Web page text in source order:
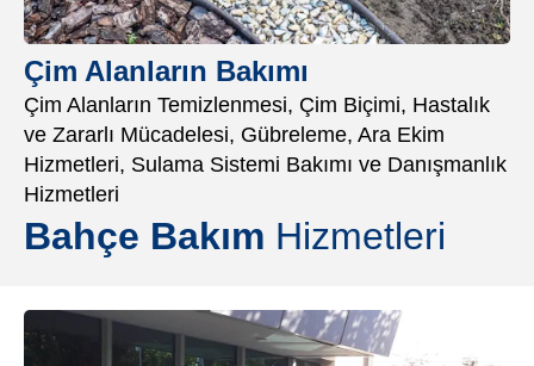
Bahçe Bakım Hizmetleri
Çim Alanların Bakımı
Çim Alanların Temizlenmesi, Çim Biçimi, Hastalık
ve Zararlı Mücadelesi, Gübreleme, Ara Ekim
Hizmetleri, Sulama Sistemi Bakımı ve Danışmanlık
Hizmetleri